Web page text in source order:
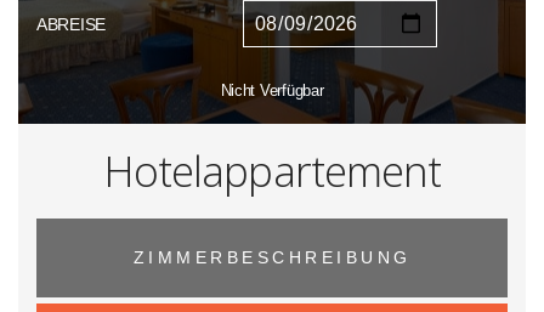
ABREISE
Nicht Verfügbar
Hotelappartement
ZIMMERBESCHREIBUNG